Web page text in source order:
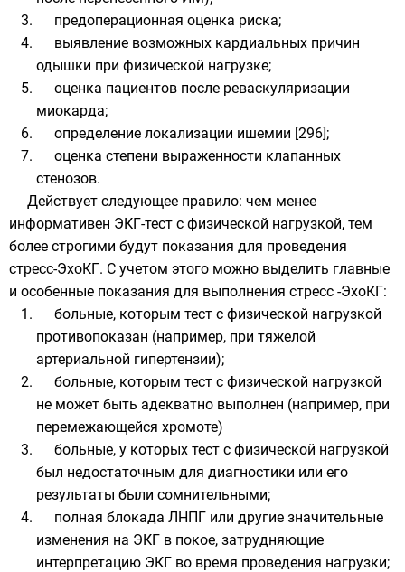
предоперационная оценка риска;
выявление возможных кардиальных причин
одышки при физической нагрузке;
оценка пациентов после реваскуляризации
миокарда;
определение локализации ишемии [296];
оценка степени выраженности клапанных
стенозов.
Действует следующее правило: чем менее
информативен ЭКГ-тест с физической нагрузкой, тем
более строгими будут показания для проведения
стресс-ЭхоКГ. С учетом этого можно выделить главные
и особенные показания для выполнения стресс -ЭхоКГ:
больные, которым тест с физической нагрузкой
противопоказан (например, при тяжелой
артериальной гипертензии);
больные, которым тест с физической нагрузкой
не может быть адекватно выполнен (например, при
перемежающейся хромоте)
больные, у которых тест с физической нагрузкой
был недостаточным для диагностики или его
результаты были сомнительными;
полная блокада ЛНПГ или другие значительные
изменения на ЭКГ в покое, затрудняющие
интерпретацию ЭКГ во время проведения нагрузки;